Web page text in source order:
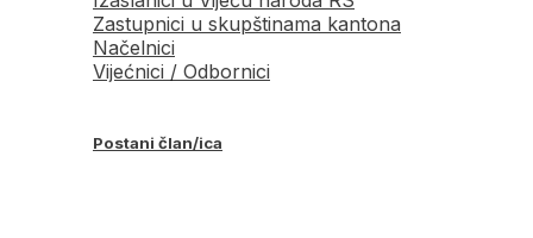
Zastupnici u skupštinama kantona
Načelnici
Vijećnici / Odbornici
Postani član/ica